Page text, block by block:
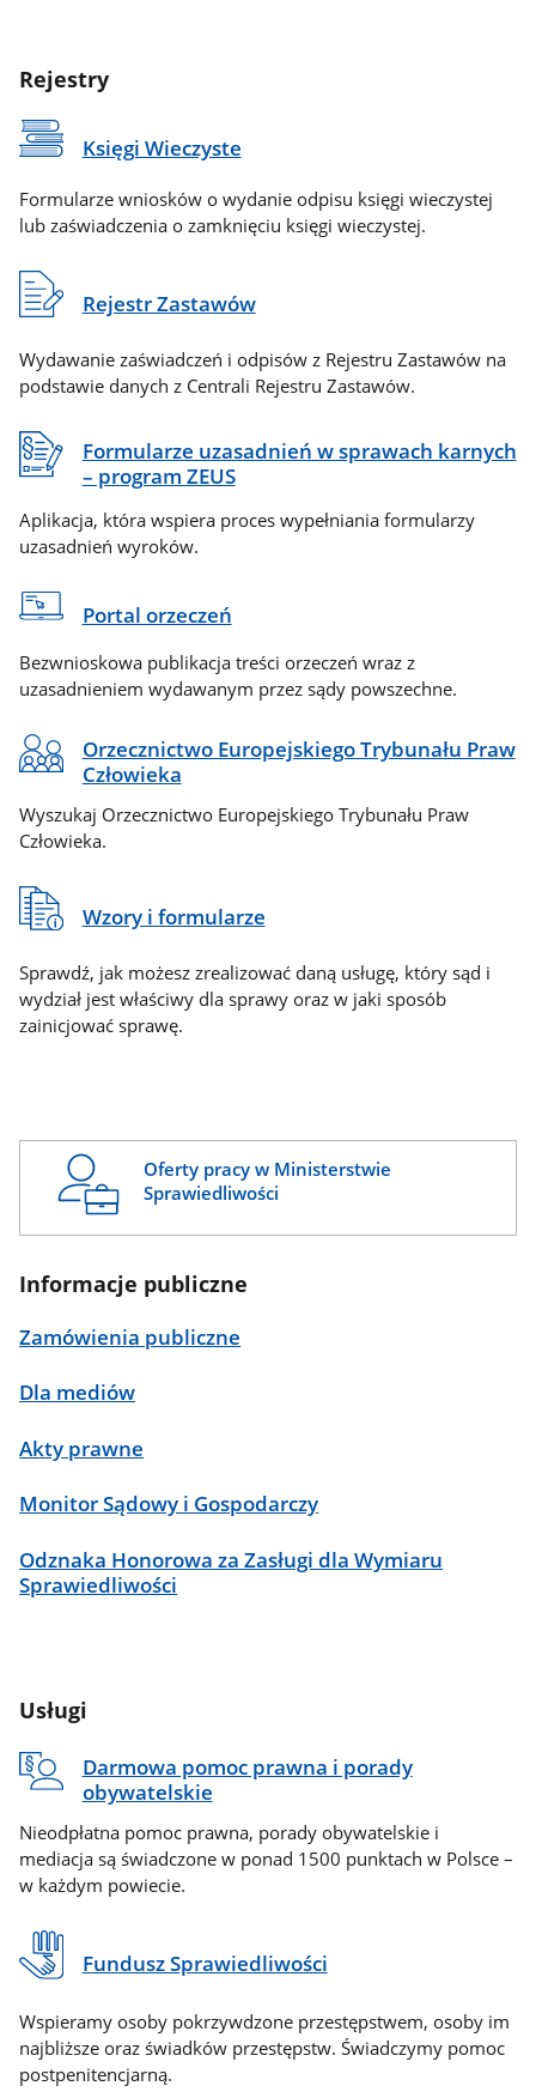
Rejestry
Księgi Wieczyste
Formularze wniosków o wydanie odpisu księgi wieczystej
lub zaświadczenia o zamknięciu księgi wieczystej.
Rejestr Zastawów
Wydawanie zaświadczeń i odpisów z Rejestru Zastawów na
podstawie danych z Centrali Rejestru Zastawów.
Formularze uzasadnień w sprawach karnych
– program ZEUS
Aplikacja, która wspiera proces wypełniania formularzy
uzasadnień wyroków.
Portal orzeczeń
Bezwnioskowa publikacja treści orzeczeń wraz z
uzasadnieniem wydawanym przez sądy powszechne.
Orzecznictwo Europejskiego Trybunału Praw
Człowieka
Wyszukaj Orzecznictwo Europejskiego Trybunału Praw
Człowieka.
Wzory i formularze
Sprawdź, jak możesz zrealizować daną usługę, który sąd i
wydział jest właściwy dla sprawy oraz w jaki sposób
zainicjować sprawę.
Oferty pracy w Ministerstwie
Sprawiedliwości
Informacje publiczne
Zamówienia publiczne
Dla mediów
Akty prawne
Monitor Sądowy i Gospodarczy
Odznaka Honorowa za Zasługi dla Wymiaru
Sprawiedliwości
Usługi
Darmowa pomoc prawna i porady
obywatelskie
Nieodpłatna pomoc prawna, porady obywatelskie i
mediacja są świadczone w ponad 1500 punktach w Polsce –
w każdym powiecie.
Fundusz Sprawiedliwości
Wspieramy osoby pokrzywdzone przestępstwem, osoby im
najbliższe oraz świadków przestępstw. Świadczymy pomoc
postpenitencjarną.